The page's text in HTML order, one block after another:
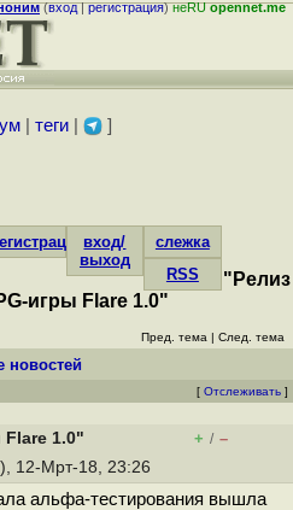
(вход|регистрация)неRUopennet.me
| теги| ]
вход/
выход
слежка
RSS
"Релиз
игры Flare 1.0"
Пред. тема | След. тема
новостей
[ Отслеживать ]
Flare 1.0" + / –
12-Мрт-18, 23:26
альфа-тестирования вышла